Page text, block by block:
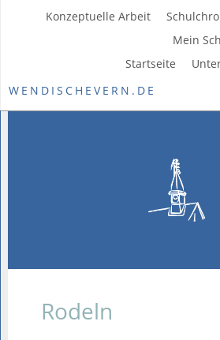
Konzeptuelle Arbeit
Mein
Startseite
WENDISCHEVERN.DE
Rodeln